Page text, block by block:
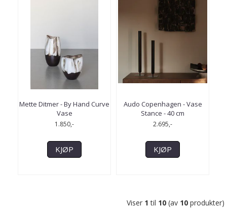
Mette Ditmer - By Hand Curve
Vase
1.850,-
KJØP
Audo Copenhagen - Vase
Stance - 40 cm
2.695,-
KJØP
Viser 1 til 10 (av 10 produkter)